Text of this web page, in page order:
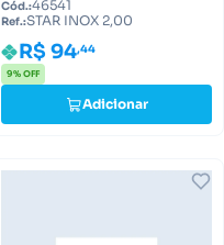
Cód.:46541
Ref.:STAR INOX 2,00
R$ 94,44
9% OFF
Adicionar